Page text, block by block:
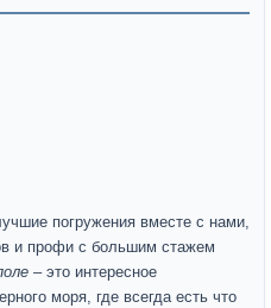
погружения вместе с нами,
и профи с большим стажем
– это интересное
моря, где всегда есть что